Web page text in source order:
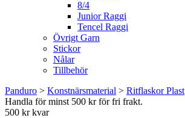
8/4
Junior Raggi
Tencel Raggi
Övrigt Garn
Stickor
Nålar
Tillbehör
Panduro > Konstnärsmaterial > Ritflaskor Plast
Handla för minst 500 kr för fri frakt.
500 kr kvar